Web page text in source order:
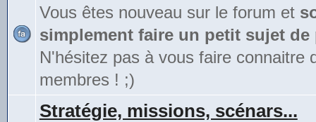
Vous êtes nouveau sur le forum et
simplement faire un petit sujet
N'hésitez pas à vous faire connaitre
membres ! ;)
Stratégie, missions, scénars...